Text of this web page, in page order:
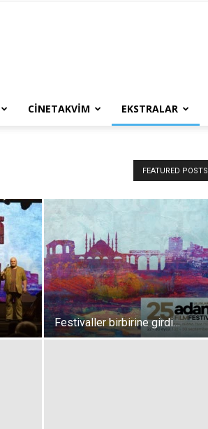
CINETAKVIM EKSTRALAR
FEATURED POSTS
Festivaller birbirine girdi…